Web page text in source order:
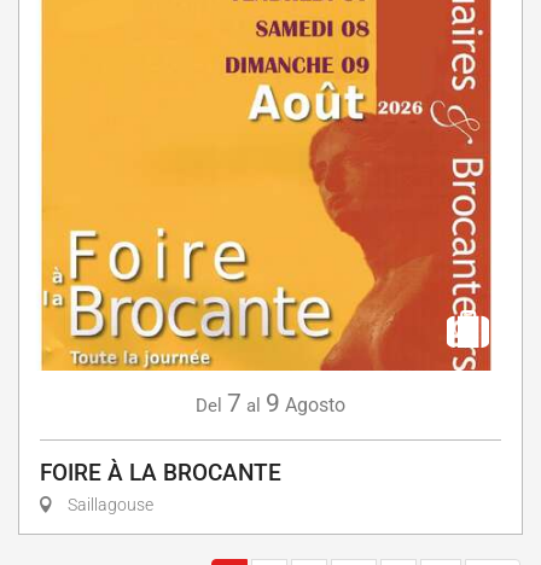
Del 7 al 9 Agosto
FOIRE À LA BROCANTE
Saillagouse